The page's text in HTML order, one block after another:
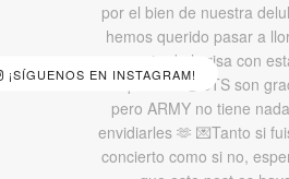
¡SÍGUENOS EN INSTAGRAM!